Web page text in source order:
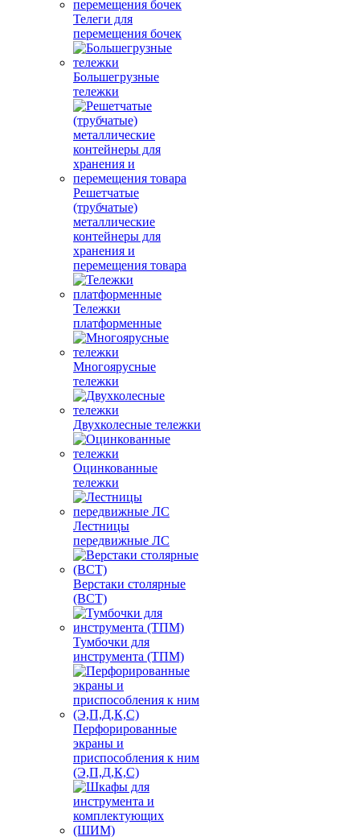
Телеги для
перемещения бочек
Большегрузные
тележки
Решетчатые
(трубчатые)
металлические
контейнеры для
хранения и
перемещения товара
Тележки
платформенные
Многоярусные
тележки
Двухколесные тележки
Оцинкованные
тележки
Лестницы
передвижные ЛС
Верстаки столярные
(ВСТ)
Тумбочки для
инструмента (ТПМ)
Перфорированные
экраны и
приспособления к ним
(Э,П,Д,К,С)